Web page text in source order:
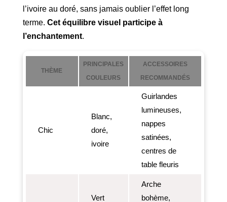
l’ivoire au doré, sans jamais oublier l’effet long
terme. Cet équilibre visuel participe à
l’enchantement.
THÈME
PRINCIPALES
COULEURS
ACCESSOIRES
RECOMMANDÉS
Chic
Blanc,
doré,
ivoire
Guirlandes
lumineuses,
nappes
satinées,
centres de
table fleuris
Vert
Arche
bohème,